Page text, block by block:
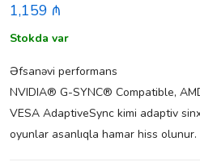
1,159 ₼
Stokda var
Əfsanəvi performans
NVIDIA® G-SYNC® Compatible,
VESA AdaptiveSync kimi adaptiv
oyunlar asanlıqla hamar hiss olunur.